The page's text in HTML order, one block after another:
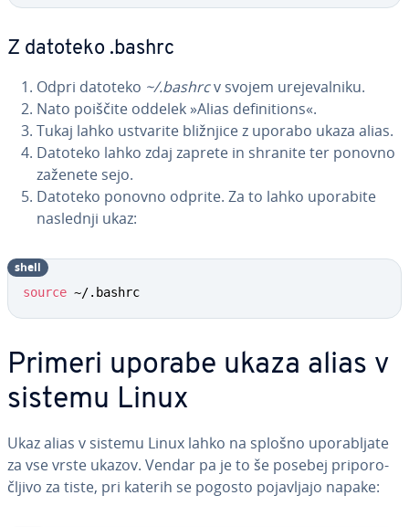
Z datoteko .bashrc
Odpri datoteko ~/.bashrcv svojem ure­je­val­ni­ku.
Nato poiščite oddelek »Alias de­fi­ni­ti­ons«.
Tukaj lahko ustvarite bližnjice z uporabo ukaza alias.
Datoteko lahko zdaj zaprete in shranite ter ponovno
zaženete sejo.
Datoteko ponovno odprite. Za to lahko uporabite
naslednji ukaz:
source ~/.bashrc
shell
Primeri uporabe ukaza alias v
sistemu Linux
Ukaz alias v sistemu Linux lahko na splošno upo­ra­blja­te
za vse vrste ukazov. Vendar pa je to še posebej pri­po­ro­
člji­vo za tiste, pri katerih se pogosto po­ja­vlja­jo napake: